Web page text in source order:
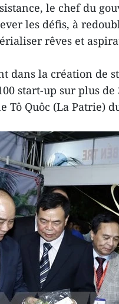
le chef du
les défis, à
rêves et
dans la création de
start-up sur plus de
Quôc (La Patrie)